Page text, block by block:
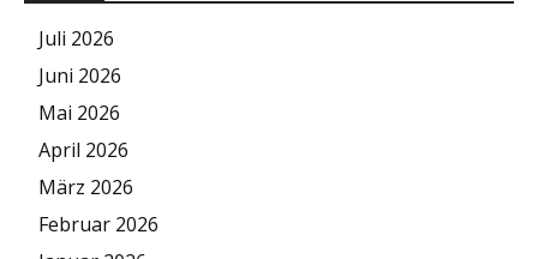
Juli 2026
Juni 2026
Mai 2026
April 2026
März 2026
Februar 2026